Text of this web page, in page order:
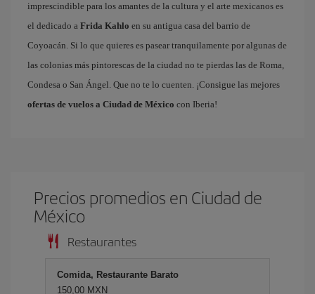
imprescindible para los amantes de la cultura y el arte mexicanos es
el dedicado a Frida Kahlo en su antigua casa del barrio de
Coyoacán. Si lo que quieres es pasear tranquilamente por algunas de
las colonias más pintorescas de la ciudad no te pierdas las de Roma,
Condesa o San Ángel. Que no te lo cuenten. ¡Consigue las mejores
ofertas de vuelos a Ciudad de México con Iberia!
Precios promedios en Ciudad de
México
Restaurantes
Comida, Restaurante Barato
150,00 MXN